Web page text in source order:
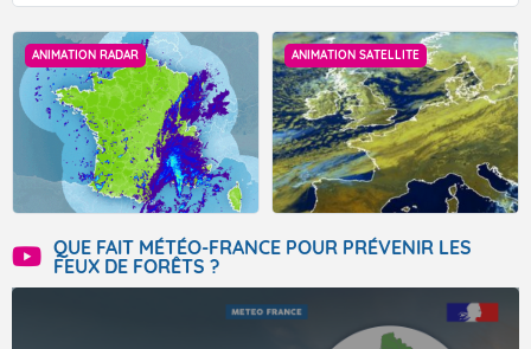
ANIMATION RADAR ANIMATION SATELLITE
QUE FAIT MÉTÉO-FRANCE POUR PRÉVENIR LES
FEUX DE FORÊTS ?